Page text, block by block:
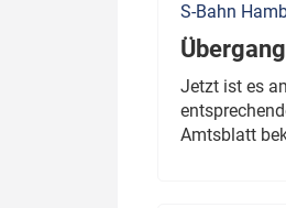
S-Bahn
Jetzt ist es
Amtsblatt